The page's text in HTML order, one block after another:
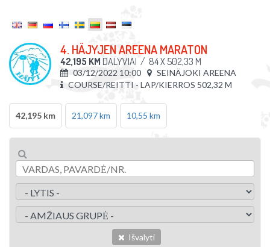
4. HÄJYJEN AREENA MARATON
42,195 KM DALYVIAI / 84 X 502,33 M
03/12/2022 10:00
SEINÄJOKI AREENA
COURSE/REITTI - LAP/KIERROS 502,32 M
42,195 km 21,097 km 10,55 km
Išvalyti